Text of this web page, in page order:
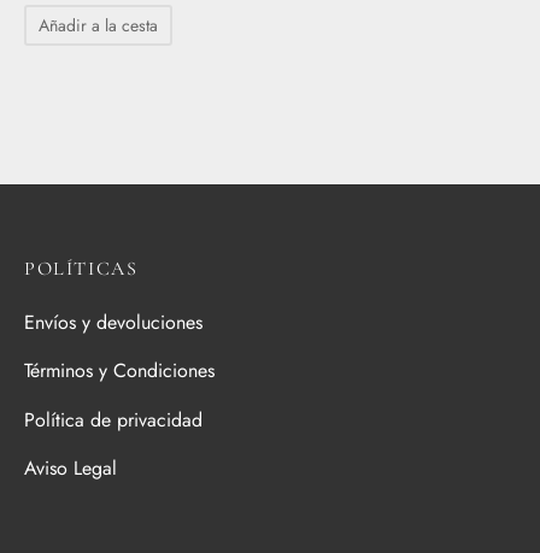
Añadir a la cesta
POLÍTICAS
Envíos y devoluciones
Términos y Condiciones
Política de privacidad
Aviso Legal